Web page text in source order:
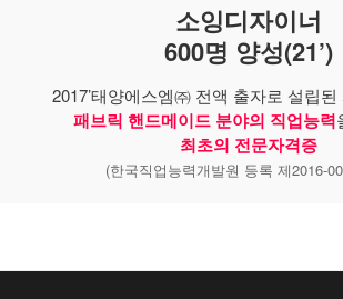
소잉디자이너
600명 양성(21’)
2017’태양에스엠㈜ 전액 출자로 설립
패브릭 핸드메이드 분야의 직업능력
최초의 전문자격증
(한국직업능력개발원 등록 제2016-